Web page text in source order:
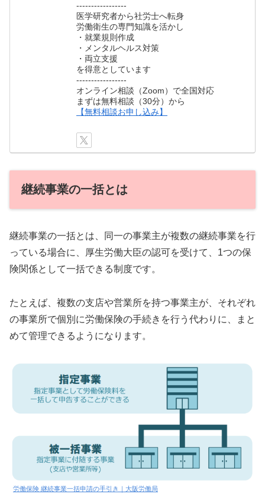
-----------------
医学研究者から社労士へ転身
労働衛生の専門知識を活かし
・就業規則作成
・メンタルヘルス対策
・両立支援
を得意としています
-----------------
オンライン相談（Zoom）で全国対応
まずは無料相談（30分）から
【無料相談お申し込み】
継続事業の一括とは
継続事業の一括とは、同一の事業主が複数の継続事業を行
っている場合に、厚生労働大臣の認可を受けて、1つの保
険関係として一括できる制度です。
たとえば、複数の支店や営業所を持つ事業主が、それぞれ
の事業所で個別に労働保険の手続きを行う代わりに、まと
めて管理できるようになります。
労働保険 継続事業一括申請の手引き｜大阪労働局